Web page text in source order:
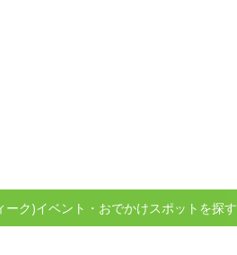
ーク)イベント・おでかけスポットを探す